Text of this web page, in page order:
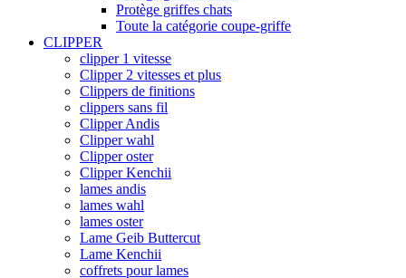
Protège griffes chats
Toute la catégorie coupe-griffe
CLIPPER
clipper 1 vitesse
Clipper 2 vitesses et plus
Clippers de finitions
clippers sans fil
Clipper Andis
Clipper wahl
Clipper oster
Clipper Kenchii
lames andis
lames wahl
lames oster
Lame Geib Buttercut
Lame Kenchii
coffrets pour lames